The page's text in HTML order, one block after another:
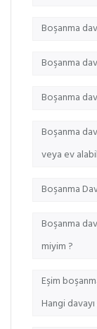
Boşanma
Boşanma
Boşanma
Boşanma
veya ev
Boşanma
Boşanma
miyim ?
Eşim
Hangi davayı